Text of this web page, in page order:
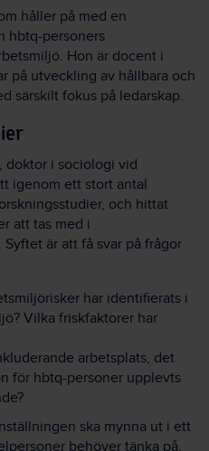
håller på med en
hbtq-personers
Hon är docent i
på utveckling av hållbara och
särskilt fokus på ledarskap.
doktor i sociologi vid
igenom ett stort antal
och hittat
att tas med i
är att få svar på frågor
har identifierats i
Vilka friskfaktorer har
arbetsplats, det
för hbtq-personer upplevts
ska mynna ut i ett
behöver tänka på,